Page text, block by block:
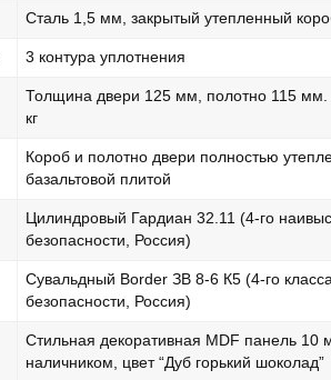
Сталь 1,5 мм, закрытый утепленный
3 контура уплотнения
Толщина двери 125 мм, полотно 115 мм.
кг
Короб и полотно двери полностью
базальтовой плитой
Цилиндровый Гардиан 32.11 (4-го
безопасности, Россия)
Сувальдный Border ЗВ 8-6 К5 (4-го
безопасности, Россия)
Стильная декоративная MDF панель 10
наличником, цвет “Дуб горький шоколад”